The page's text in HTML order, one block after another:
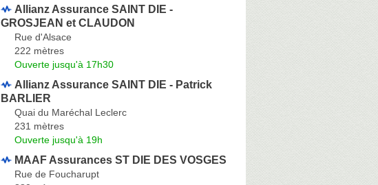
Allianz Assurance SAINT DIE -
GROSJEAN et CLAUDON
Rue d'Alsace
222 mètres
Ouverte jusqu'à 17h30
Allianz Assurance SAINT DIE - Patrick
BARLIER
Quai du Maréchal Leclerc
231 mètres
Ouverte jusqu'à 19h
MAAF Assurances ST DIE DES VOSGES
Rue de Foucharupt